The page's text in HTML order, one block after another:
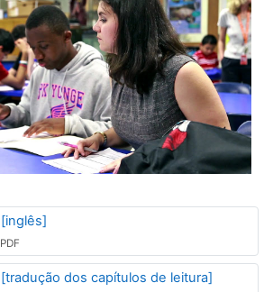
[tradução dos capítulos de leitura]